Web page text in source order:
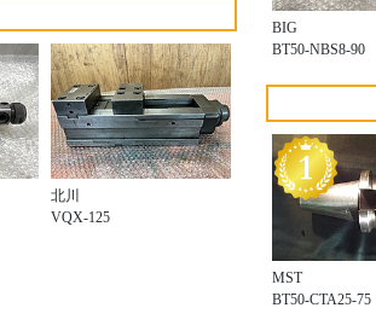
北川
VQX-125
BIG
BT50-NBS8-90
MST
BT50-CTA25-75